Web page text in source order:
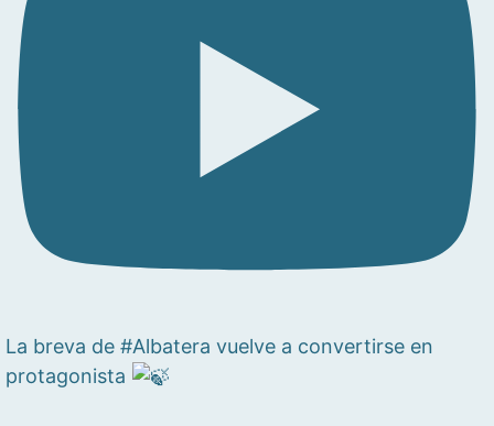
La breva de #Albatera vuelve a convertirse en
protagonista